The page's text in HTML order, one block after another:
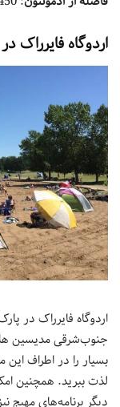
اردوگاه فایرراک
جنوب‌شرقی مدیسین
بسیار را در اطراف
لذت ببرید. همچنین
دیگر برنامه‌های مهیج